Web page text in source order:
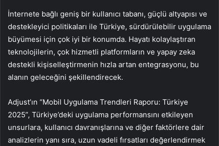
İnternete bağlı geniş bir kullanıcı tabanı, güçlü altyapısı ve
destekleyici politikaları ile Türkiye, sürdürülebilir uygulama
büyümesi için çok iyi bir konumda. Hayatı kolaylaştıran
teknolojilerin, çok hizmetli platformların ve yapay zeka
destekli kişiselleştirmenin hızla artan entegrasyonu, bu
alanın geleceğini şekillendirecek.
Adjust’ın “Mobil Uygulama Trendleri Raporu: Türkiye
2025”, Türkiye’deki uygulama performansını etkileyen
unsurlara, kullanıcı davranışlarına ve diğer faktörlere dair
analizlerin yanı sıra, uzun vadeli fırsatları değerlendirmek